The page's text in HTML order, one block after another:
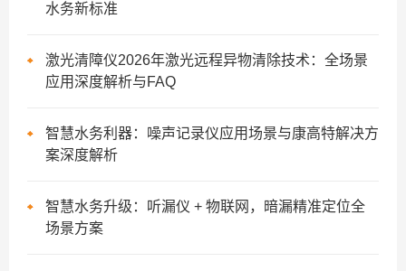
水务新标准
激光清障仪2026年激光远程异物清除技术：全场景
应用深度解析与FAQ
智慧水务利器：噪声记录仪应用场景与康高特解决方
案深度解析
智慧水务升级：听漏仪 + 物联网，暗漏精准定位全
场景方案